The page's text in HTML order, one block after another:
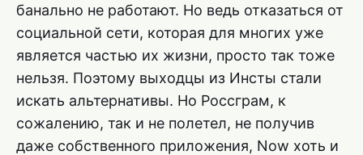
банально не работают. Но ведь отказаться от
социальной сети, которая для многих уже
является частью их жизни, просто так тоже
нельзя. Поэтому выходцы из Инсты стали
искать альтернативы. Но Россграм, к
сожалению, так и не полетел, не получив
даже собственного приложения, Now хоть и